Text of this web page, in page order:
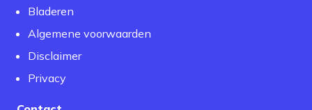
Bladeren
Algemene voorwaarden
Disclaimer
Privacy